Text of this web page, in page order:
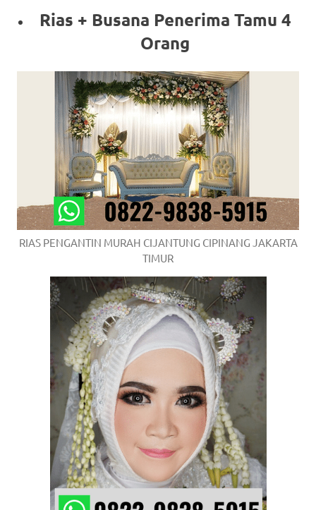
Rias + Busana Penerima Tamu 4
Orang
RIAS PENGANTIN MURAH CIJANTUNG CIPINANG JAKARTA
TIMUR